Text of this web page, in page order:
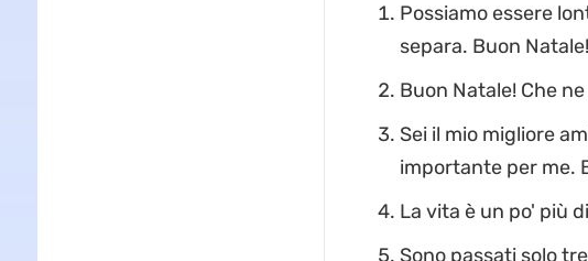
Possiamo essere
separa. Buon Natale!
Buon Natale! Che
Sei il mio migliore
importante per me.
La vita è un po' più
Sono passati solo